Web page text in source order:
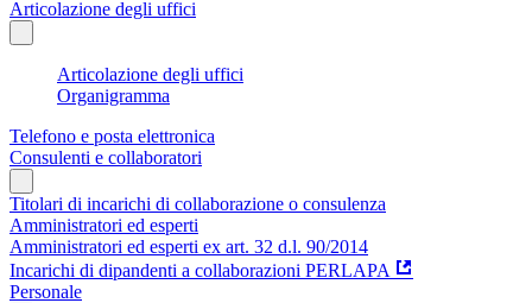
Articolazione degli uffici
Articolazione degli uffici
Organigramma
Telefono e posta elettronica
Consulenti e collaboratori
Titolari di incarichi di collaborazione o consulenza
Amministratori ed esperti
Amministratori ed esperti ex art. 32 d.l. 90/2014
Incarichi di dipandenti a collaborazioni PERLAPA
Personale